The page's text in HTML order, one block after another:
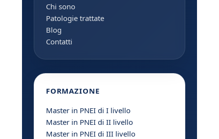
Chi sono
Patologie trattate
Blog
Contatti
FORMAZIONE
Master in PNEI di I livello
Master in PNEI di II livello
Master in PNEI di III livello